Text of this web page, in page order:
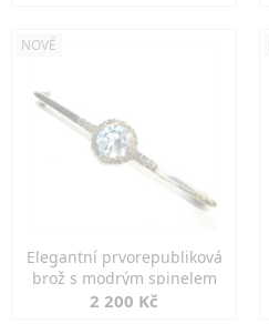
NOVÉ
Elegantní prvorepubliková
brož s modrým spinelem
2 200 Kč